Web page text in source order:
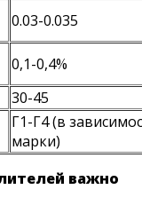
0.03-0.035
0,1-0,4%
30-45
Г1-Г4 (в
марки)
важно